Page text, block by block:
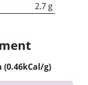
2.7 g
(0.46kCal/g)